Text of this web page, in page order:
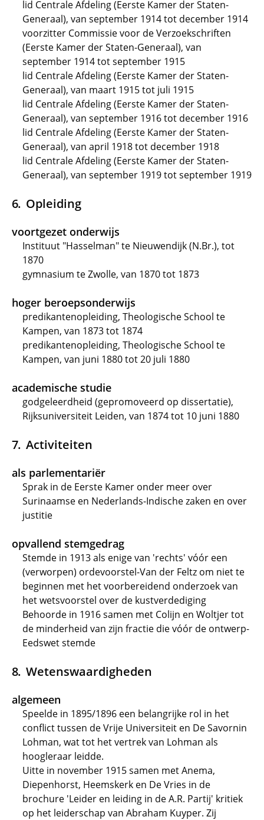
lid Centrale Afdeling (Eerste Kamer der Staten-
Generaal), van september 1914 tot december 1914
voorzitter Commissie voor de Verzoekschriften
(Eerste Kamer der Staten-Generaal), van
september 1914 tot september 1915
lid Centrale Afdeling (Eerste Kamer der Staten-
Generaal), van maart 1915 tot juli 1915
lid Centrale Afdeling (Eerste Kamer der Staten-
Generaal), van september 1916 tot december 1916
lid Centrale Afdeling (Eerste Kamer der Staten-
Generaal), van april 1918 tot december 1918
lid Centrale Afdeling (Eerste Kamer der Staten-
Generaal), van september 1919 tot september 1919
Opleiding
voortgezet onderwijs
Instituut "Hasselman" te Nieuwendijk (N.Br.), tot
1870
gymnasium te Zwolle, van 1870 tot 1873
hoger beroepsonderwijs
predikantenopleiding, Theologische School te
Kampen, van 1873 tot 1874
predikantenopleiding, Theologische School te
Kampen, van juni 1880 tot 20 juli 1880
academische studie
godgeleerdheid (gepromoveerd op dissertatie),
Rijksuniversiteit Leiden, van 1874 tot 10 juni 1880
Activiteiten
als parlementariër
Sprak in de Eerste Kamer onder meer over
Surinaamse en Nederlands-Indische zaken en over
justitie
opvallend stemgedrag
Stemde in 1913 als enige van 'rechts' vóór een
(verworpen) ordevoorstel-Van der Feltz om niet te
beginnen met het voorbereidend onderzoek van
het wetsvoorstel over de kustverdediging
Behoorde in 1916 samen met Colijn en Woltjer tot
de minderheid van zijn fractie die vóór de ontwerp-
Eedswet stemde
Wetenswaardigheden
algemeen
Speelde in 1895/1896 een belangrijke rol in het
conflict tussen de Vrije Universiteit en De Savornin
Lohman, wat tot het vertrek van Lohman als
hoogleraar leidde.
Uitte in november 1915 samen met Anema,
Diepenhorst, Heemskerk en De Vries in de
brochure 'Leider en leiding in de A.R. Partij' kritiek
op het leiderschap van Abraham Kuyper. Zij